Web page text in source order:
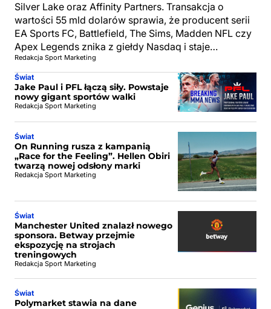
Silver Lake oraz Affinity Partners. Transakcja o
wartości 55 mld dolarów sprawia, że producent serii
EA Sports FC, Battlefield, The Sims, Madden NFL czy
Apex Legends znika z giełdy Nasdaq i staje…
Redakcja Sport Marketing
Świat
Jake Paul i PFL łączą siły. Powstaje
nowy gigant sportów walki
Redakcja Sport Marketing
Świat
On Running rusza z kampanią
„Race for the Feeling”. Hellen Obiri
twarzą nowej odsłony marki
Redakcja Sport Marketing
Świat
Manchester United znalazł nowego
sponsora. Betway przejmie
ekspozycję na strojach
treningowych
Redakcja Sport Marketing
Świat
Polymarket stawia na dane